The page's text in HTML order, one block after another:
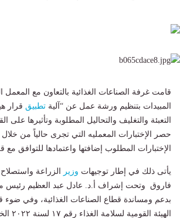
قامت غرفة الصناعات الغذائية بالتعاون مع المعمل
المبيدات بتنظيم ورشة عمل عن “آلية تطبيق قرار
التعبئة والتغليف والتحاليل المطلوبة وتأثيرها على
حصر الإختبارات المعمليه التي تجرى حالياً من
الإختبارات المطلوب إضافتها واعتمادها للتوافق مع
يأتى ذلك في إطار توجيهات وزير
الزراعة
فاروق وتحت إشراف أ.د. عادل عبد العظيم رئيس
بدعم ومساندة قطاع الصناعات الغذائية، وفي ضوء